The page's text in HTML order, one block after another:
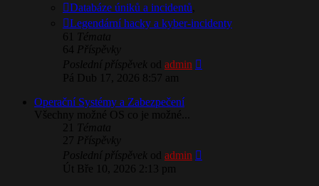
Databáze úniků a incidentů
Legendární hacky a kyber-incidenty
61
Témata
64 Příspěvky
Poslední příspěvek od admin
Pá Dub 17, 2026 8:57 am
​Operační Systémy a Zabezpečení
Všechny možné OS co je možné...
Témata
27 Příspěvky
Poslední příspěvek od admin
Út Bře 10, 2026 2:13 pm